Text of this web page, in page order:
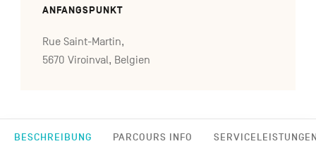
BESCHREIBUNG PARCOURS INFO
ANFANGSPUNKT
Rue Saint-Martin,
5670 Viroinval, Belgien